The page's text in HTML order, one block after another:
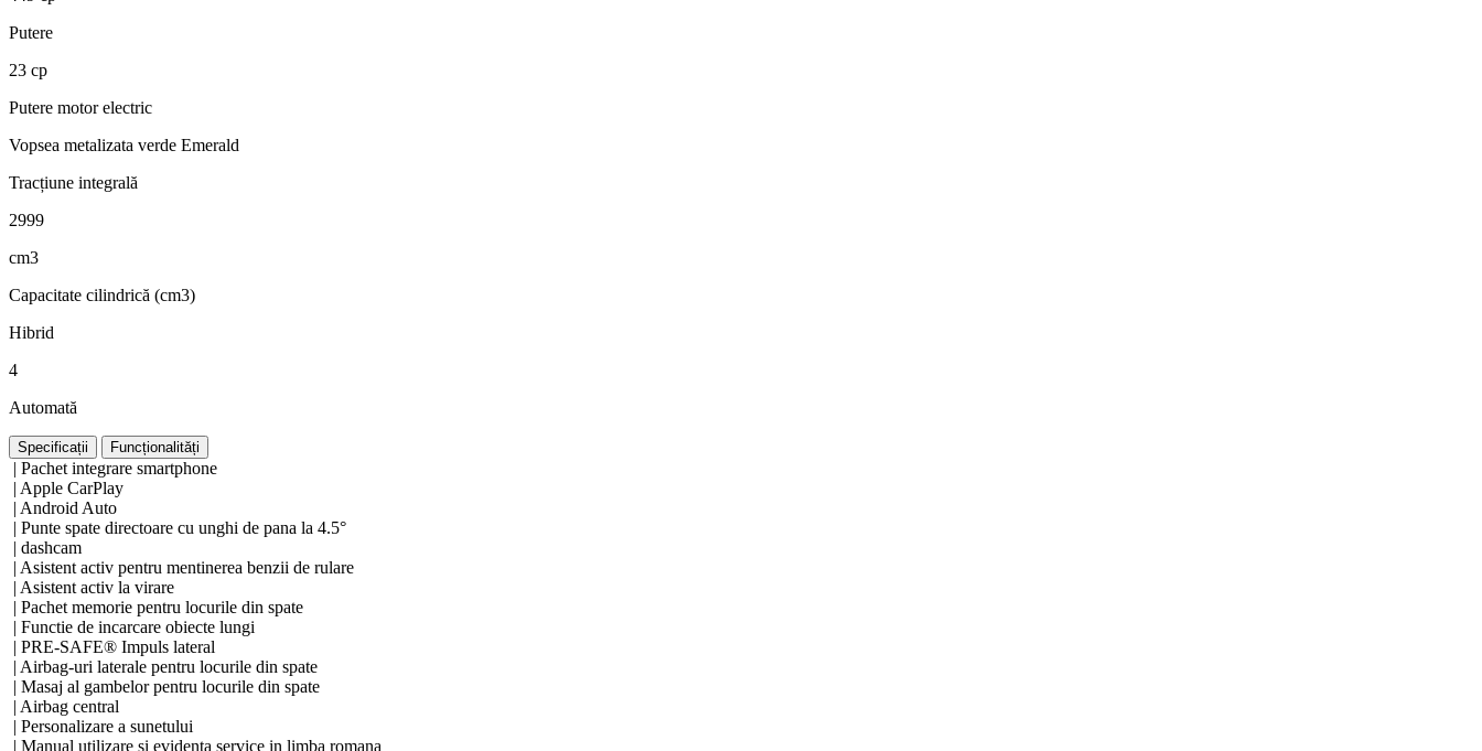
Putere
23 cp
Putere motor electric
Vopsea metalizata verde Emerald
Tracțiune integrală
2999
cm3
Capacitate cilindrică (cm3)
Hibrid
4
Automată
Specificații Funcționalități
| Pachet integrare smartphone
| Apple CarPlay
| Android Auto
| Punte spate directoare cu unghi de pana la 4.5°
| dashcam
| Asistent activ pentru mentinerea benzii de rulare
| Asistent activ la virare
| Pachet memorie pentru locurile din spate
| Functie de incarcare obiecte lungi
| PRE-SAFE® Impuls lateral
| Airbag-uri laterale pentru locurile din spate
| Masaj al gambelor pentru locurile din spate
| Airbag central
| Personalizare a sunetului
| Manual utilizare si evidenta service in limba romana